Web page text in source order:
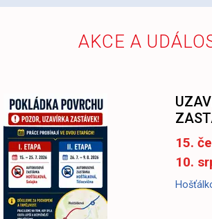
AKCE A
15.
10.